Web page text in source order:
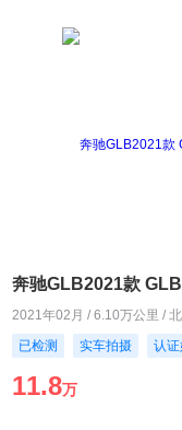
奔驰GLB2021款
2021年02月 / 6.10万公里 /
已检测
实车拍摄 认
11.8万